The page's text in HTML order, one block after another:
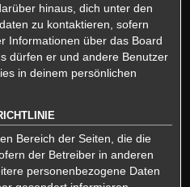
hinaus, dich unter den
zu kontaktieren, sofern
Informationen über das Board
dürfen er und andere Benutzer
in deinem persönlichen
Bereich der Seiten, die die
der Betreiber in anderen
personenbezogene Daten